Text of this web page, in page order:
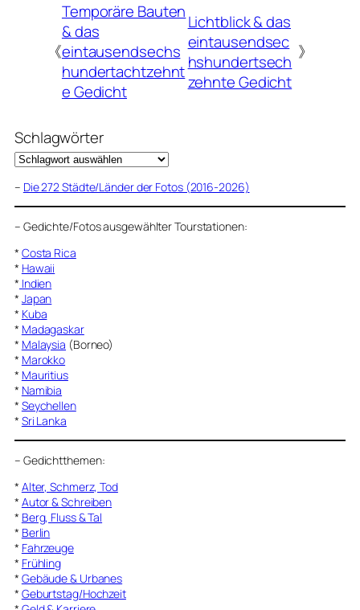
《
Temporäre Bauten
& das
eintausendsechs
hundertachtzehnt
e Gedicht
Lichtblick & das
eintausendsec
hshundertsech
zehnte Gedicht
》
Schlagwörter
– Die 272 Städte/Länder der Fotos (2016-2026)
– Gedichte/Fotos ausgewählter Tourstationen:
* Costa Rica
* Hawaii
* Indien
* Japan
* Kuba
* Madagaskar
* Malaysia (Borneo)
* Marokko
* Mauritius
* Namibia
* Seychellen
* Sri Lanka
– Gedichtthemen:
* Alter, Schmerz, Tod
* Autor & Schreiben
* Berg, Fluss & Tal
* Berlin
* Fahrzeuge
* Frühling
* Gebäude & Urbanes
* Geburtstag/Hochzeit